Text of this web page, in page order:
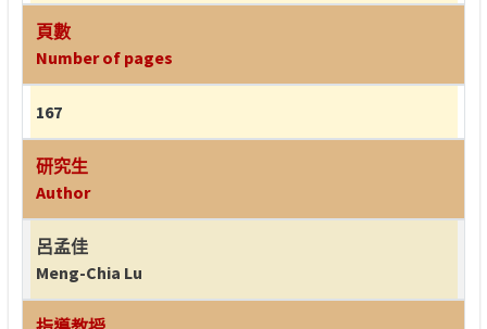
頁數
Number of pages
167
研究生
Author
呂孟佳
Meng-Chia Lu